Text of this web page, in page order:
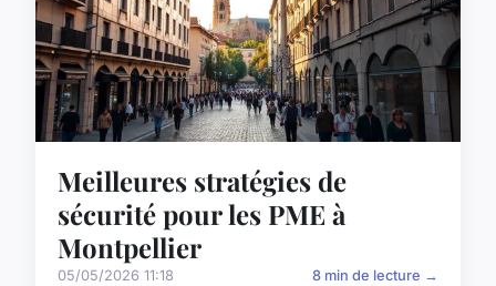
Meilleures stratégies de
sécurité pour les PME à
Montpellier
05/05/2026 11:18 8 min de lecture →